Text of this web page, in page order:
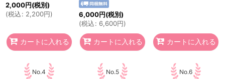
2,000円(税別)
(税込: 2,200円)
カートに入れる
6,000円(税別)
(税込: 6,600円)
カートに入れる カートに入れる
No.4 No.5 No.6